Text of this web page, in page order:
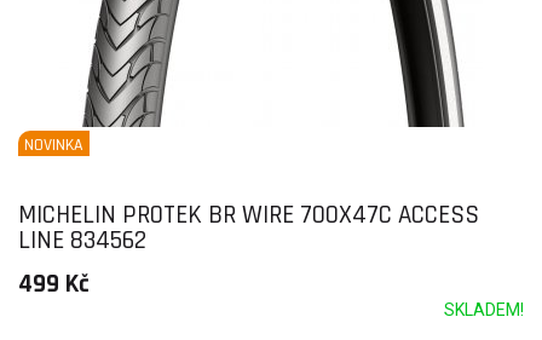
NOVINKA
MICHELIN PROTEK BR WIRE 700X47C ACCESS
LINE 834562
499 Kč
SKLADEM!